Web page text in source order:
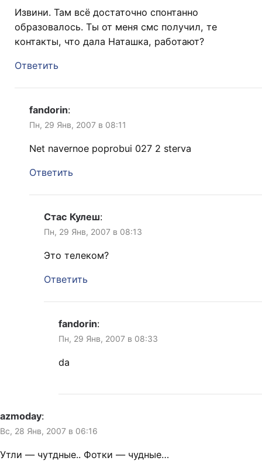
Извини. Там всё достаточно спонтанно
образовалось. Ты от меня смс получил, те
контакты, что дала Наташка, работают?
Ответить
fandorin:
Пн, 29 Янв, 2007 в 08:11
Net navernoe poprobui 027 2 sterva
Ответить
Стас Кулеш:
Пн, 29 Янв, 2007 в 08:13
Это телеком?
Ответить
fandorin:
Пн, 29 Янв, 2007 в 08:33
da
azmoday:
Вс, 28 Янв, 2007 в 06:16
Утли — чутдные.. Фотки — чудные…